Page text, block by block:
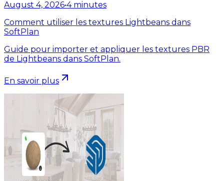
August 4, 2026•4 minutes
Comment utiliser les textures Lightbeans dans
SoftPlan
Guide pour importer et appliquer les textures PBR
de Lightbeans dans SoftPlan.
En savoir plus